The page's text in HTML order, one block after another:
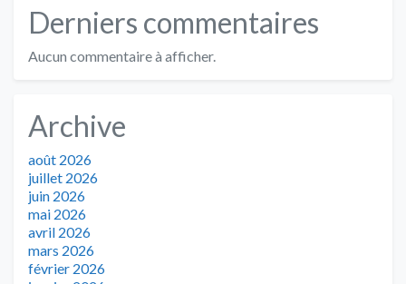
Derniers commentaires
Aucun commentaire à afficher.
Archive
août 2026
juillet 2026
juin 2026
mai 2026
avril 2026
mars 2026
février 2026